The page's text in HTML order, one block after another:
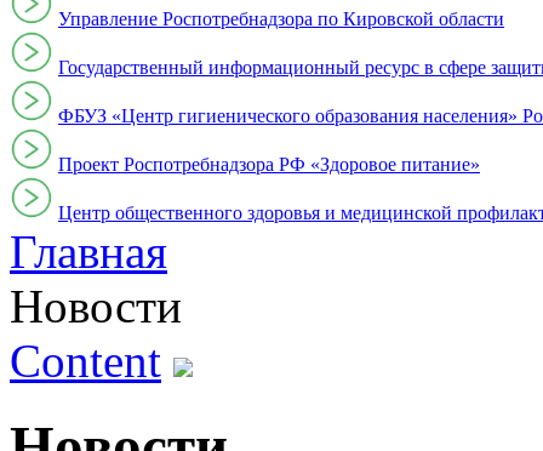
Управление Роспотребнадзора по Кировской области
Государственный информационный ресурс в сфере
ФБУЗ «Центр гигиенического образования населения»
Проект Роспотребнадзора РФ «Здоровое питание»
Центр общественного здоровья и медицинской
Главная
Новости
Content